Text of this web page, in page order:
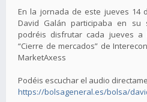
En la jornada de este jueves 14
David Galán participaba en su
podréis disfrutar cada jueves a
“Cierre de mercados” de
MarketAxess
Podéis escuchar el audio
https://bolsageneral.es/bolsa/